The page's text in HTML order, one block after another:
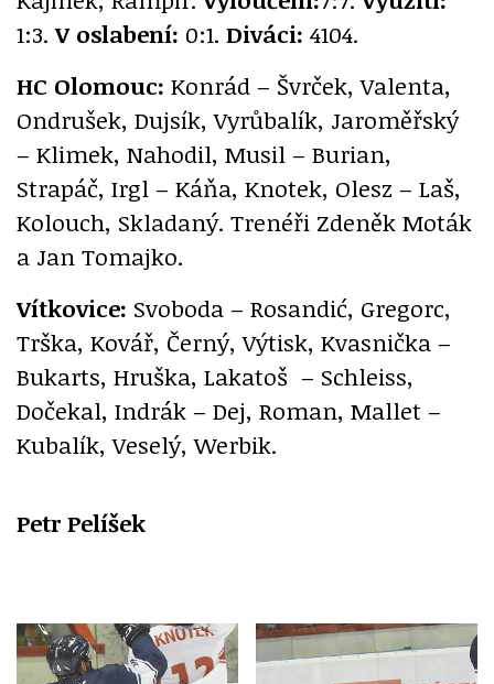
1:3.V oslabení: 0:1. Diváci: 4104.
HC Olomouc: Konrád – Švrček, Valenta,
Ondrušek, Dujsík, Vyrůbalík, Jaroměřský
– Klimek, Nahodil, Musil – Burian,
Strapáč, Irgl – Káňa, Knotek, Olesz – Laš,
Kolouch, Skladaný. Trenéři Zdeněk Moták
a Jan Tomajko.
Vítkovice: Svoboda – Rosandić, Gregorc,
Trška, Kovář, Černý, Výtisk, Kvasnička –
Bukarts, Hruška, Lakatoš – Schleiss,
Dočekal, Indrák – Dej, Roman, Mallet –
Kubalík, Veselý, Werbik.
Petr Pelíšek